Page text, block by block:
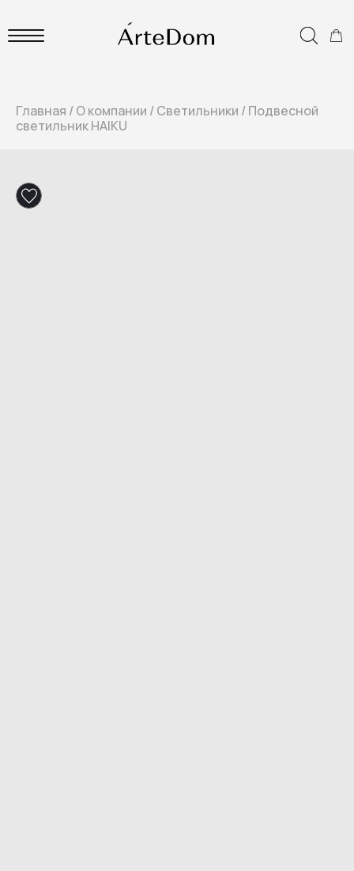
Главная /О компании /Светильники /Подвесной
светильник HAIKU